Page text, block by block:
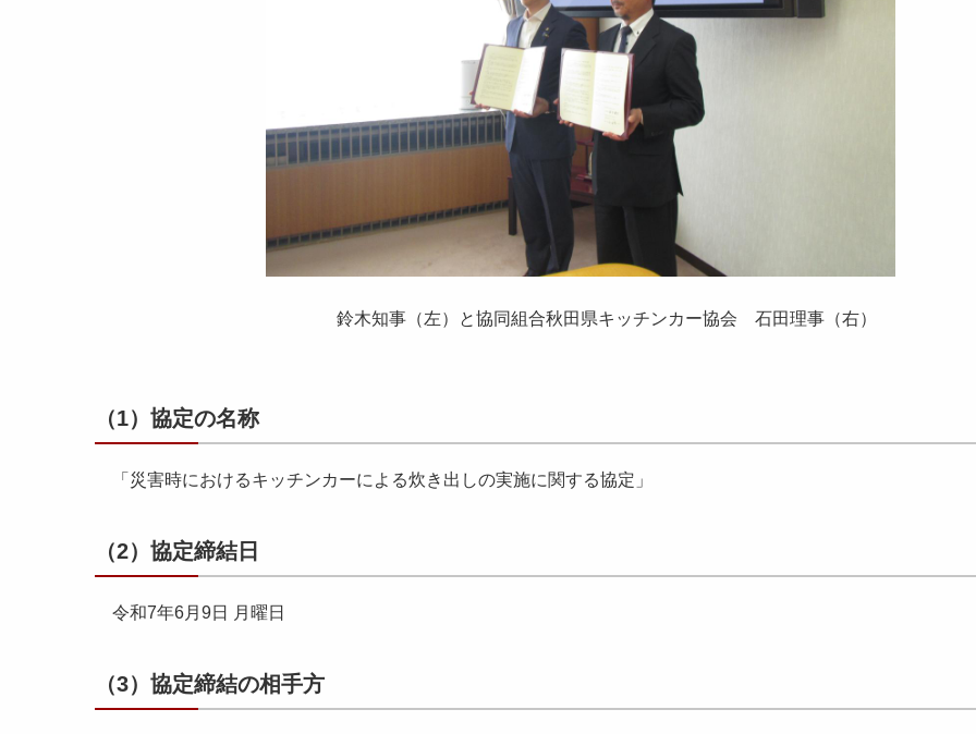
鈴木知事（左）と協同組合秋田県キッチンカー協会 石田理事（右）
（1）協定の名称
「災害時におけるキッチンカーによる炊き出しの実施に関する協定」
（2）協定締結日
令和7年6月9日 月曜日
（3）協定締結の相手方